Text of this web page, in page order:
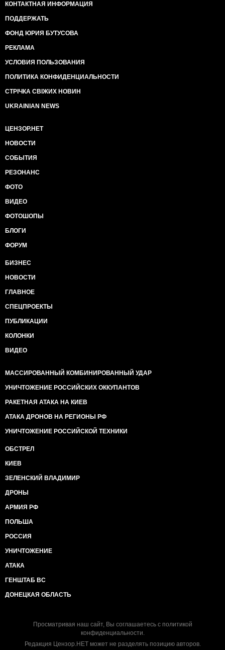
КОНТАКТНАЯ ИНФОРМАЦИЯ
ПОДДЕРЖАТЬ
ФОНД ЮРИЯ БУТУСОВА
РЕКЛАМА
УСЛОВИЯ ПОЛЬЗОВАНИЯ
ПОЛИТИКА КОНФИДЕНЦИАЛЬНОСТИ
СТРІЧКА СВІЖИХ НОВИН
UKRAINIAN NEWS
ЦЕНЗОР.НЕТ
НОВОСТИ
СОБЫТИЯ
РЕЗОНАНС
ФОТО
ВИДЕО
ФОТОШОПЫ
БЛОГИ
ФОРУМ
БИЗНЕС
НОВОСТИ
ГЛАВНОЕ
СПЕЦПРОЕКТЫ
ПУБЛИКАЦИИ
КОЛОНКИ
ВИДЕО
МАССИРОВАННЫЙ КОМБИНИРОВАННЫЙ УДАР
УНИЧТОЖЕНИЕ РОССИЙСКИХ ОККУПАНТОВ
РАКЕТНАЯ АТАКА НА КИЕВ
АТАКА ДРОНОВ НА РЕГИОНЫ РФ
УНИЧТОЖЕНИЕ РОССИЙСКОЙ ТЕХНИКИ
ОБСТРЕЛ
КИЕВ
ЗЕЛЕНСКИЙ ВЛАДИМИР
ДРОНЫ
АРМИЯ РФ
ПОЛЬША
РОССИЯ
УНИЧТОЖЕНИЕ
АТАКА
ГЕНШТАБ ВС
ДОНЕЦКАЯ ОБЛАСТЬ
Просматривая наш сайт, Вы соглашаетесь с политикой
конфиденциальности.
Редакция Цензор.НЕТ может не разделять позицию авторов.